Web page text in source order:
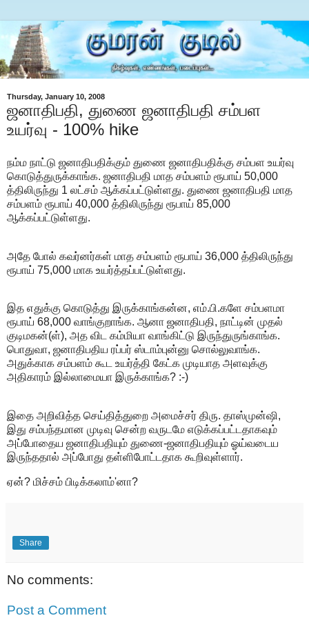
Thursday, January 10, 2008
ஜனாதிபதி, துணை ஜனாதிபதி சம்பள
உயர்வு - 100% hike
நம்ம நாட்டு ஜனாதிபதிக்கும் துணை ஜனாதிபதிக்கு சம்பள உயர்வு
கொடுத்துருக்காங்க. ஜனாதிபதி மாத சம்பளம் ரூபாய் 50,000
த்திலிருந்து 1 லட்சம் ஆக்கப்பட்டுள்ளது. துணை ஜனாதிபதி மாத
சம்பளம் ரூபாய் 40,000 த்திலிருந்து ரூபாய் 85,000
ஆக்கப்பட்டுள்ளது.
அதே போல் கவர்னர்கள் மாத சம்பளம் ரூபாய் 36,000 த்திலிருந்து
ரூபாய் 75,000 மாக உயர்த்தப்பட்டுள்ளது.
இத எதுக்கு கொடுத்து இருக்காங்கன்ன, எம்.பி.களே சம்பளமா
ரூபாய் 68,000 வாங்குறாங்க. ஆனா ஜனாதிபதி, நாட்டின் முதல்
குடிமகன்(ள்), அத விட கம்மியா வாங்கிட்டு இருந்துருங்காங்க.
பொதுவா, ஜனாதிபதிய ரப்பர் ஸ்டாம்புன்னு சொல்லுவாங்க.
அதுக்காக சம்பளம் கூட உயர்த்தி கேட்க முடியாத அளவுக்கு
அதிகாரம் இல்லாமையா இருக்காங்க? :-)
இதை அறிவித்த செய்தித்துறை அமைச்சர் திரு. தாஸ்முன்ஷி,
இது சம்பந்தமான முடிவு சென்ற வருடமே எடுக்கப்பட்டதாகவும்
அப்போதைய ஜனாதிபதியும் துணை-ஜனாதிபதியும் ஓய்வடைய
இருந்ததால் அப்போது தள்ளிபோட்டதாக கூறிவுள்ளார்.
ஏன்? மிச்சம் பிடிக்கலாம்'னா?
Share
No comments:
Post a Comment